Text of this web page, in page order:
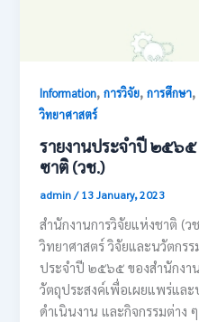
Information,การวิจัย,การศึกษา,
วิทยาศาสตร์
รายงานประจำปี ๒๕๖๕
ซาติ (วช.)
admin/13 January, 2023
สำนักงานการวิจัยแห่งชาติ (ว
วิทยาศาสตร์ วิจัยและนวัตกร
ประจำปี ๒๕๖๕ ของสำนักงา
วัตถุประสงค์เพื่อเผยแพร่แล
ดำเนินงาน และกิจกรรมต่าง